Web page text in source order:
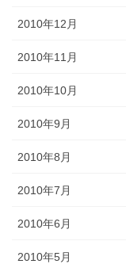
2010年12月
2010年11月
2010年10月
2010年9月
2010年8月
2010年7月
2010年6月
2010年5月